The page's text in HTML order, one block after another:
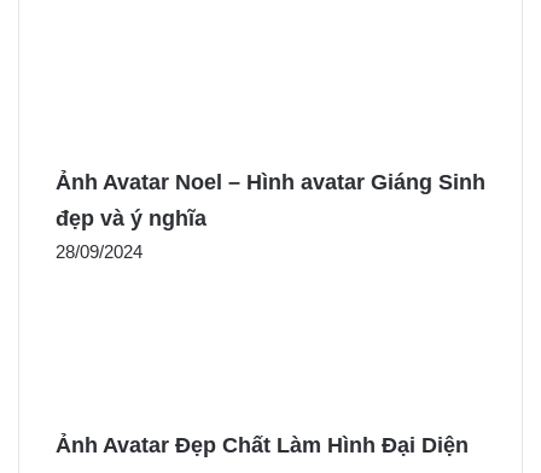
Ảnh Avatar Noel – Hình avatar Giáng Sinh
đẹp và ý nghĩa
28/09/2024
Ảnh Avatar Đẹp Chất Làm Hình Đại Diện